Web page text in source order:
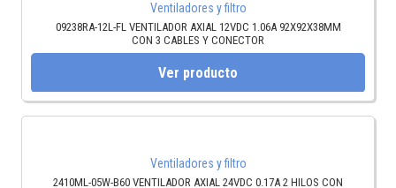
Ventiladores y filtro
09238RA-12L-FL VENTILADOR AXIAL 12VDC 1.06A 92X92X38MM
CON 3 CABLES Y CONECTOR
Ver producto
Ventiladores y filtro
2410ML-05W-B60 VENTILADOR AXIAL 24VDC 0.17A 2 HILOS CON